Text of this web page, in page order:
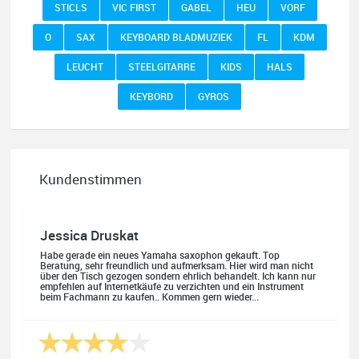
STICLS VIC FIRST GABEL HEU VORF
O SAX KEYBOARD BLADMUZIEK FL KDM
LEUCHT STEELGITARRE KIDS HALS
KEYBORD GYROS
Kundenstimmen
Jessica Druskat
Habe gerade ein neues Yamaha saxophon gekauft. Top
Beratung, sehr freundlich und aufmerksam. Hier wird man nicht
über den Tisch gezogen sondern ehrlich behandelt. Ich kann nur
empfehlen auf Internetkäufe zu verzichten und ein Instrument
beim Fachmann zu kaufen.. Kommen gern wieder...